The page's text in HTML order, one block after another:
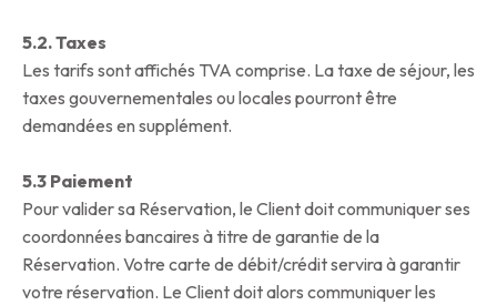
5.2. Taxes
Les tarifs sont affichés TVA comprise. La taxe de séjour, les
taxes gouvernementales ou locales pourront être
demandées en supplément.
5.3 Paiement
Pour valider sa Réservation, le Client doit communiquer ses
coordonnées bancaires à titre de garantie de la
Réservation. Votre carte de débit/crédit servira à garantir
votre réservation. Le Client doit alors communiquer les